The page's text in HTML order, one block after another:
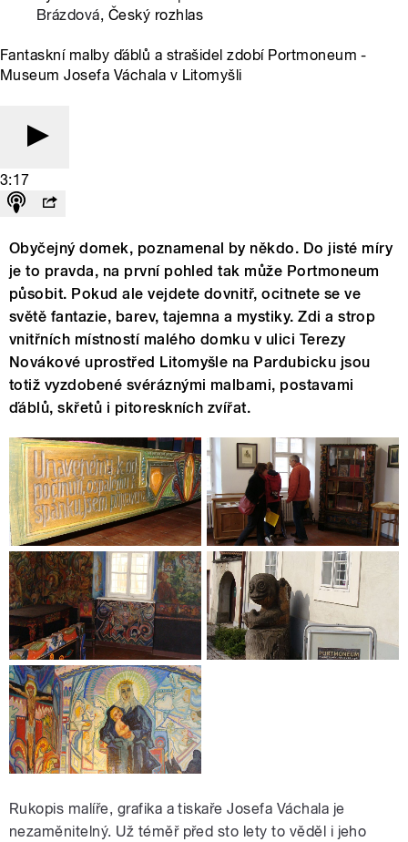
Brázdová, Český rozhlas
Fantaskní malby ďáblů a strašidel zdobí Portmoneum -
Museum Josefa Váchala v Litomyšli
3:17
Obyčejný domek, poznamenal by někdo. Do jisté míry
je to pravda, na první pohled tak může Portmoneum
působit. Pokud ale vejdete dovnitř, ocitnete se ve
světě fantazie, barev, tajemna a mystiky. Zdi a strop
vnitřních místností malého domku v ulici Terezy
Novákové uprostřed Litomyšle na Pardubicku jsou
totiž vyzdobené svéráznými malbami, postavami
ďáblů, skřetů i pitoreskních zvířat.
Rukopis malíře, grafika a tiskaře Josefa Váchala je
nezaměnitelný. Už téměř před sto lety to věděl i jeho